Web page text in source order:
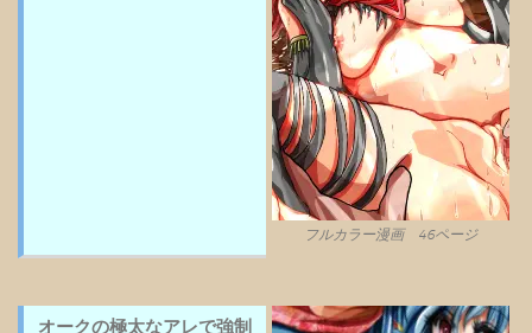
フルカラー漫画 46ページ
オークの極太なアレで強制